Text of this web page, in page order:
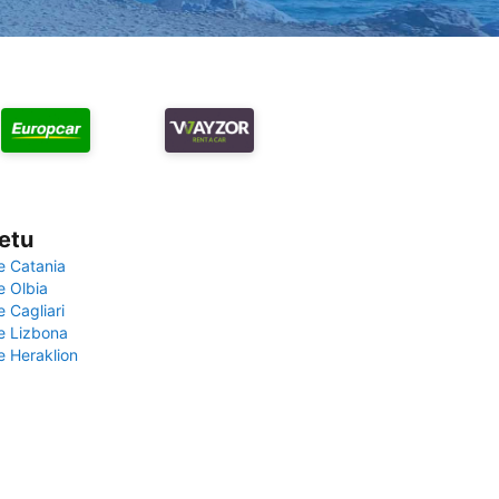
Catania
Olbia
Cagliari
Lizbona
Heraklion